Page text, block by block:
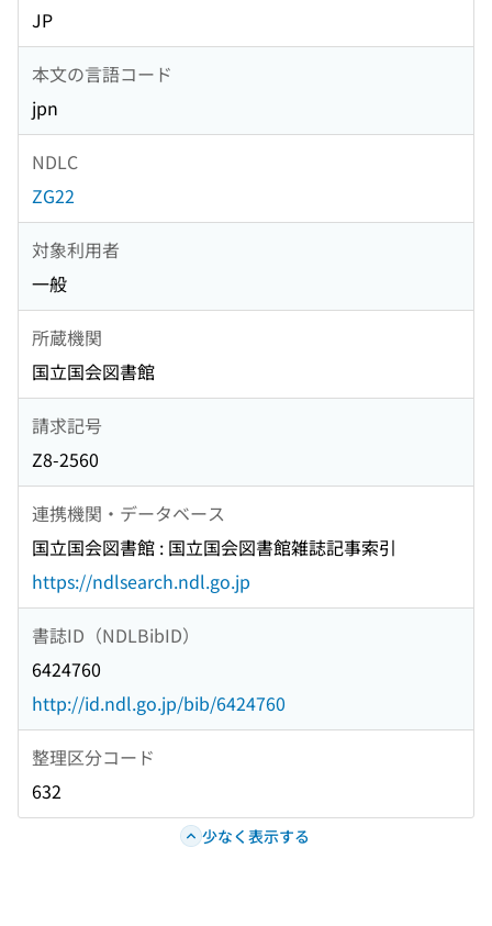
JP
本文の言語コード
jpn
NDLC
ZG22
対象利用者
一般
所蔵機関
国立国会図書館
請求記号
Z8-2560
連携機関・データベース
国立国会図書館 : 国立国会図書館雑誌記事索引
https://ndlsearch.ndl.go.jp
書誌ID（NDLBibID）
6424760
http://id.ndl.go.jp/bib/6424760
整理区分コード
632
少なく表示する